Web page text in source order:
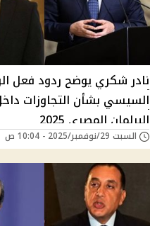
نادر شكري يوضح ردود فعل
السيسي بشأن التجاوزات
البرلمان المصري 2025
السبت 29/نوفمبر/2025 - 10:04 ص